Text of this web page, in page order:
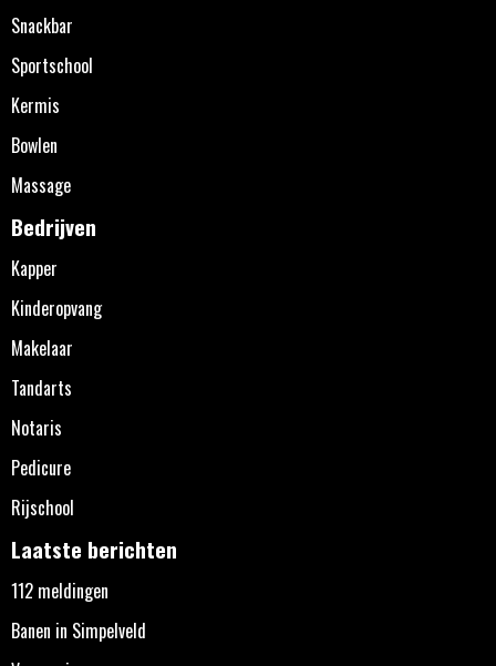
Snackbar
Sportschool
Kermis
Bowlen
Massage
Bedrijven
Kapper
Kinderopvang
Makelaar
Tandarts
Notaris
Pedicure
Rijschool
Laatste berichten
112 meldingen
Banen in Simpelveld